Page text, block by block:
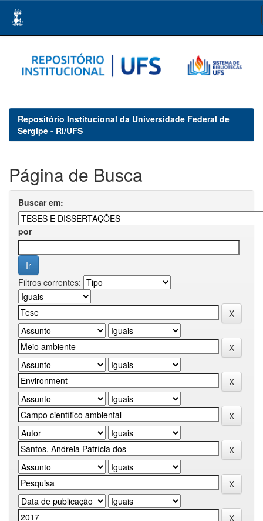
navigation
Repositório Institucional da Universidade Federal de
Sergipe - RI/UFS
Página de Busca
Buscar em:
por
Filtros correntes: